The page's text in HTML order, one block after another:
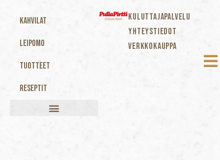
Kahvilat
Leipomo
Tuotteet
Reseptit
KULUTTAJAPALVELU
YHTEYSTIEDOT
VERKKOKAUPPA